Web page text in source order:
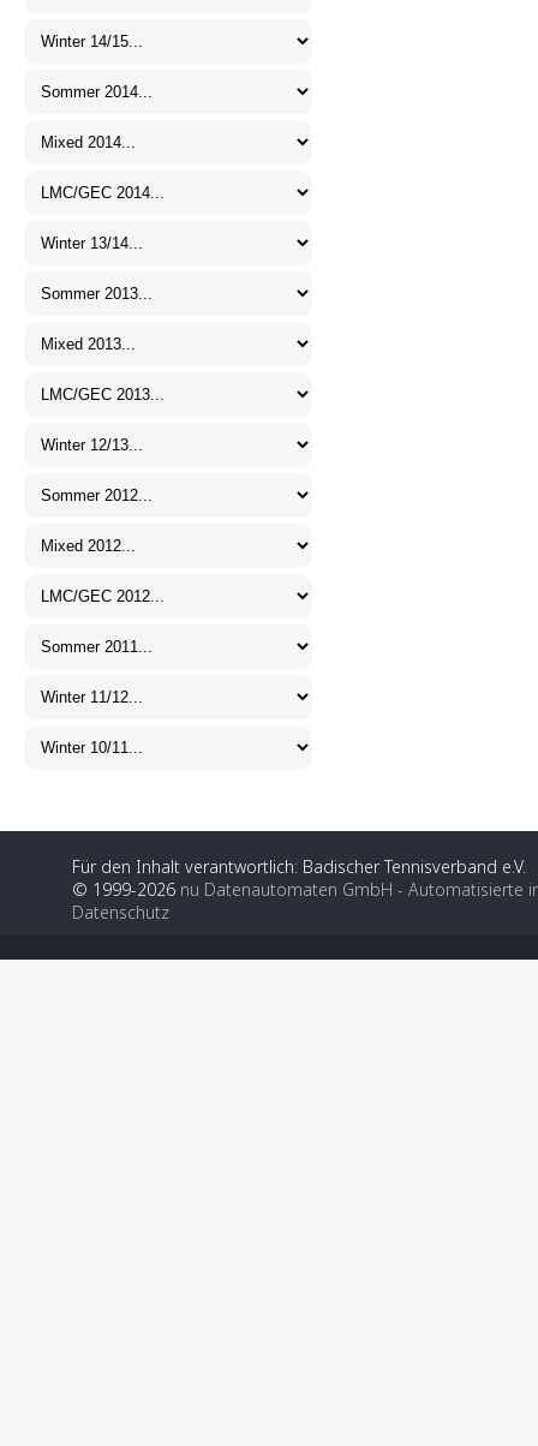
Für den Inhalt verantwortlich: Badischer Tennisverband e.V.
© 1999-2026 nu Datenautomaten GmbH - Automatisierte
Datenschutz